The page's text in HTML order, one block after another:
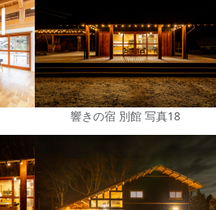
響きの宿 別館 写真18